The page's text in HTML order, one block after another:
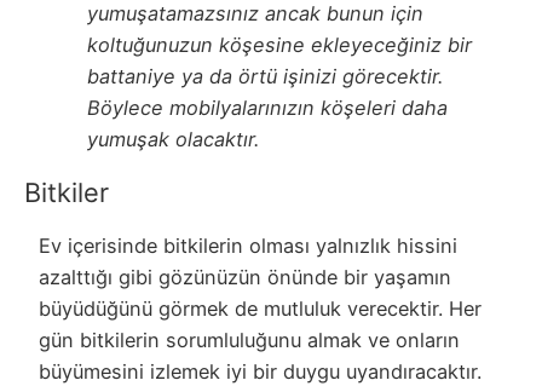
yumuşatamazsınız ancak bunun için
koltuğunuzun köşesine ekleyeceğiniz bir
battaniye ya da örtü işinizi görecektir.
Böylece mobilyalarınızın köşeleri daha
yumuşak olacaktır.
Bitkiler
Ev içerisinde bitkilerin olması yalnızlık hissini
azalttığı gibi gözünüzün önünde bir yaşamın
büyüdüğünü görmek de mutluluk verecektir. Her
gün bitkilerin sorumluluğunu almak ve onların
büyümesini izlemek iyi bir duygu uyandıracaktır.